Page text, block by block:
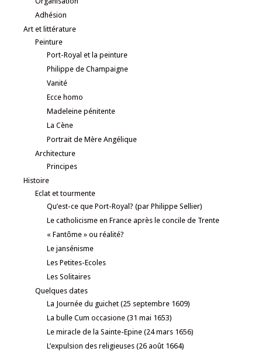
Adhésion
Art et littérature
Peinture
Port-Royal et la peinture
Philippe de Champaigne
Vanité
Ecce homo
Madeleine pénitente
La Cène
Portrait de Mère Angélique
Architecture
Principes
Histoire
Eclat et tourmente
Qu’est-ce que Port-Royal? (par Philippe Sellier)
Le catholicisme en France après le concile de Trente
« Fantôme » ou réalité?
Le jansénisme
Les Petites-Ecoles
Les Solitaires
Quelques dates
La Journée du guichet (25 septembre 1609)
La bulle Cum occasione (31 mai 1653)
Le miracle de la Sainte-Epine (24 mars 1656)
L’expulsion des religieuses (26 août 1664)